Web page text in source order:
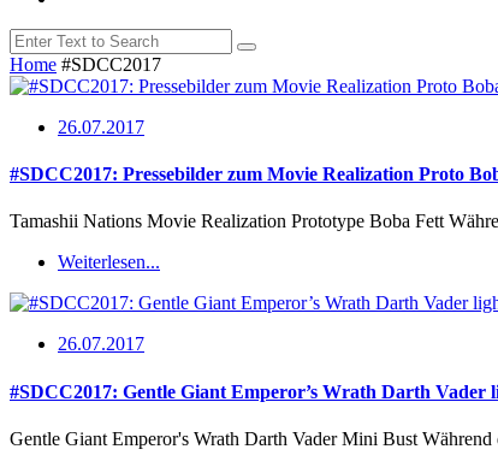
Home #SDCC2017
26.07.2017
#SDCC2017: Pressebilder zum Movie Realization Proto
Tamashii Nations Movie Realization Prototype Boba Fett
Weiterlesen...
26.07.2017
#SDCC2017: Gentle Giant Emperor’s Wrath Darth Vader
Gentle Giant Emperor's Wrath Darth Vader Mini Bust